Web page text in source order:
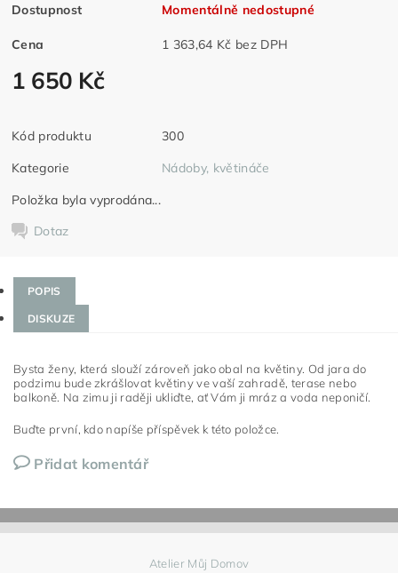
Dostupnost Momentálně nedostupné
Cena 1 363,64 Kč bez DPH
1 650 Kč
Kód produktu
300
Kategorie
Nádoby, květináče
Položka byla vyprodána...
Dotaz
POPIS
DISKUZE
Bysta ženy, která slouží zároveň jako obal na květiny. Od jara do
podzimu bude zkrášlovat květiny ve vaší zahradě, terase nebo
balkoně. Na zimu ji raději ukliďte, ať Vám ji mráz a voda neponičí.
Buďte první, kdo napíše příspěvek k této položce.
Přidat komentář
Atelier Můj Domov